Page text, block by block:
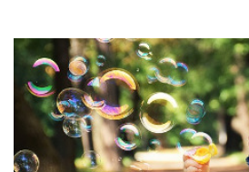
Jak si zlepšit
Inspirujte se našimi tipy jak
stav. Proč jsme nemocní?
Více zde...